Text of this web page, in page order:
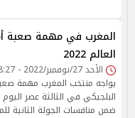
المغرب في مهمة صعبة
العالم 2022
الأحد 27/نوفمبر/2022 - 08:27 ص
يواجه منتخب المغرب مهمة
البلجيكي في الثالثة عصر
ضمن منافسات الجولة الثانية